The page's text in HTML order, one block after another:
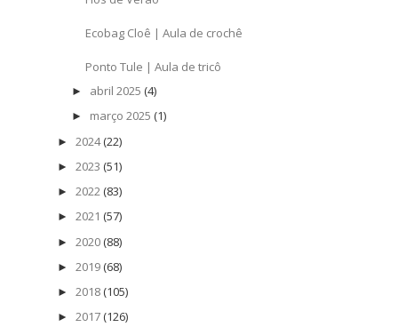
Ecobag Cloê | Aula de crochê
Ponto Tule | Aula de tricô
► abril 2025 (4)
► março 2025 (1)
► 2024 (22)
► 2023 (51)
► 2022 (83)
► 2021 (57)
► 2020 (88)
► 2019 (68)
► 2018 (105)
► 2017 (126)